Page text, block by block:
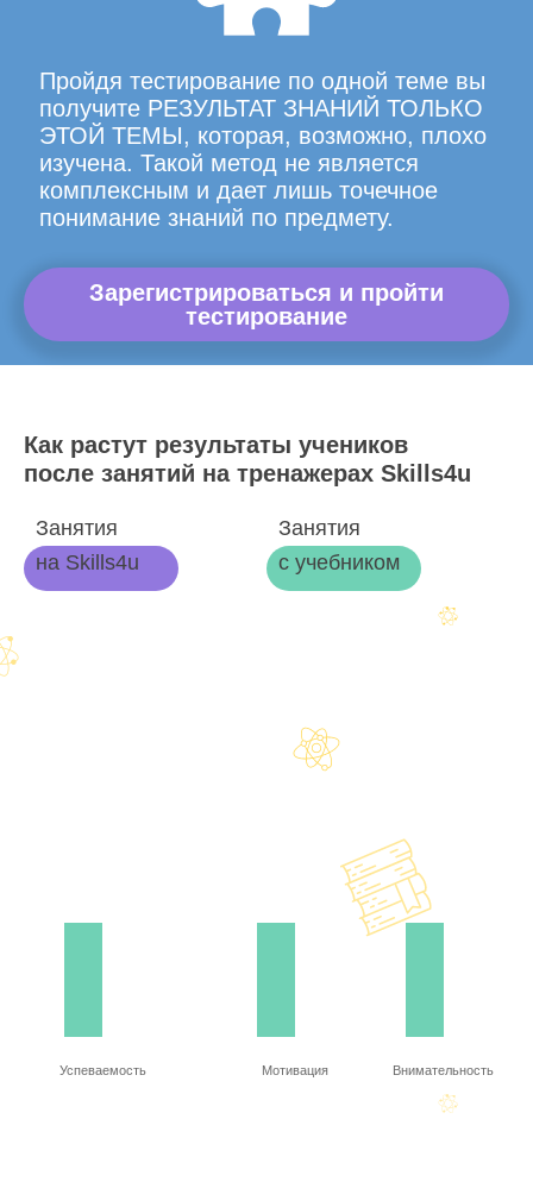
Пройдя тестирование по одной теме вы
получите РЕЗУЛЬТАТ ЗНАНИЙ ТОЛЬКО
ЭТОЙ ТЕМЫ, которая, возможно, плохо
изучена. Такой метод не является
комплексным и дает лишь точечное
понимание знаний по предмету.
Зарегистрироваться и пройти
тестирование
Как растут результаты учеников
после занятий на тренажерах Skills4u
Занятия
на Skills4u
Занятия
с учебником
Успеваемость Мотивация Внимательность